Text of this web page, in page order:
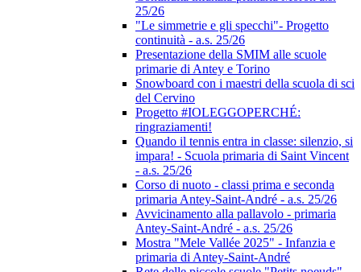
25/26
"Le simmetrie e gli specchi"- Progetto
continuità - a.s. 25/26
Presentazione della SMIM alle scuole
primarie di Antey e Torino
Snowboard con i maestri della scuola di sci
del Cervino
Progetto #IOLEGGOPERCHÉ:
ringraziamenti!
Quando il tennis entra in classe: silenzio, si
impara! - Scuola primaria di Saint Vincent
- a.s. 25/26
Corso di nuoto - classi prima e seconda
primaria Antey-Saint-André - a.s. 25/26
Avvicinamento alla pallavolo - primaria
Antey-Saint-André - a.s. 25/26
Mostra "Mele Vallée 2025" - Infanzia e
primaria di Antey-Saint-André